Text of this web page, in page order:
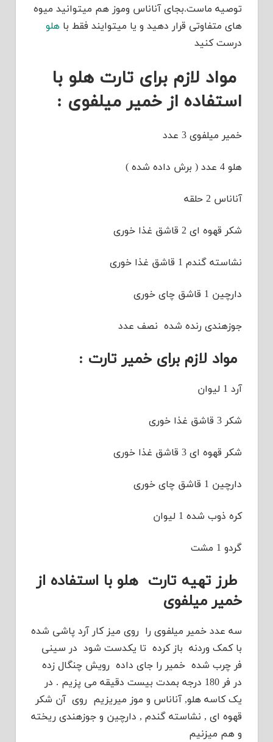
توصیه ماست.بجای آناناس وموز هم میتوانید میوه
های متفاوتی قرار دهید و یا میتوایند فقط با هلو
درست کنید
مواد لازم برای تارت هلو با
استفاده از خمیر میلفوی :
خمیر میلفوی 3 عدد
هلو 4 عدد ( برش داده شده )
آناناس 2 حلقه
شکر قهوه ای 2 قاشق غذا خوری
نشاسته گندم 1 قاشق غذا خوری
دارچین 1 قاشق چای خوری
جوزهندی رنده شده نصف عدد
مواد لازم برای خمیر تارت :
آرد 1 لیوان
شکر 3 قاشق غذا خوری
شکر قهوه ای 3 قاشق غذا خوری
دارچین 1 قاشق چای خوری
کره ذوب شده 1 لیوان
گردو 1 مشت
طرز تهیه تارت هلو با استفاده از
خمیر میلفوی
سه عدد خمیر میلفوی را روی میز کار آرد پاشی شده
با کمک وردنه باز کرده تا یکدست شود در سینی
فر چرب شده خمیر را جای داده رویش چنگال زده
در فر 180 درجه بمدت بیست دقیقه می پزیم . در
یک کاسه هلو, آناناس و موز میریزیم روی آن شکر
قهوه ای , نشاسته گندم , دارچین و جوزهندی ریخته
و هم میزنیم